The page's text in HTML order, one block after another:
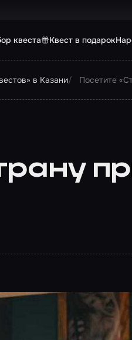
квеста Квест в подарок
в Казани Посетите